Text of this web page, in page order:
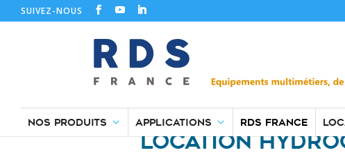
SUIVEZ-NOUS
NOS PRODUITS APPLICATIONS RDS FRANCE
LOCATION